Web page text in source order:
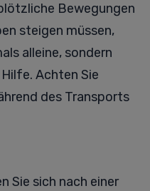
Bewegungen
steigen müssen,
alleine, sondern
Achten Sie
des Transports
Sie sich nach einer